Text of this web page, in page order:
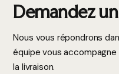
Demandez
Nous vous répondrons
équipe vous
la livraison.